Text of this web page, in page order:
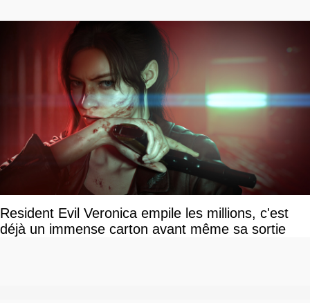
Resident Evil Veronica empile les millions, c'est
déjà un immense carton avant même sa sortie